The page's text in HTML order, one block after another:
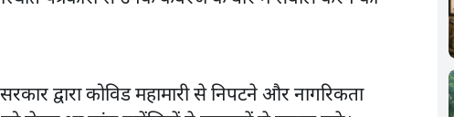
द्वारा कोविड महामारी से निपटने और नागरिकता